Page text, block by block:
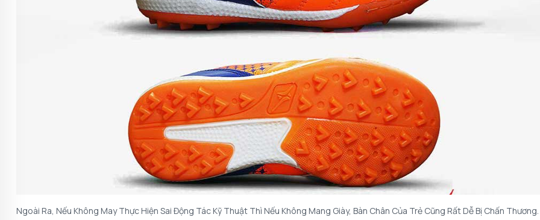
Ngoài Ra, Nếu Không May Thực Hiện Sai Động Tác Kỹ Thuật Thì Nếu Không Mang Giày, Bàn Chân Của Trẻ Cũng Rất Dễ Bị Chấn Thương.